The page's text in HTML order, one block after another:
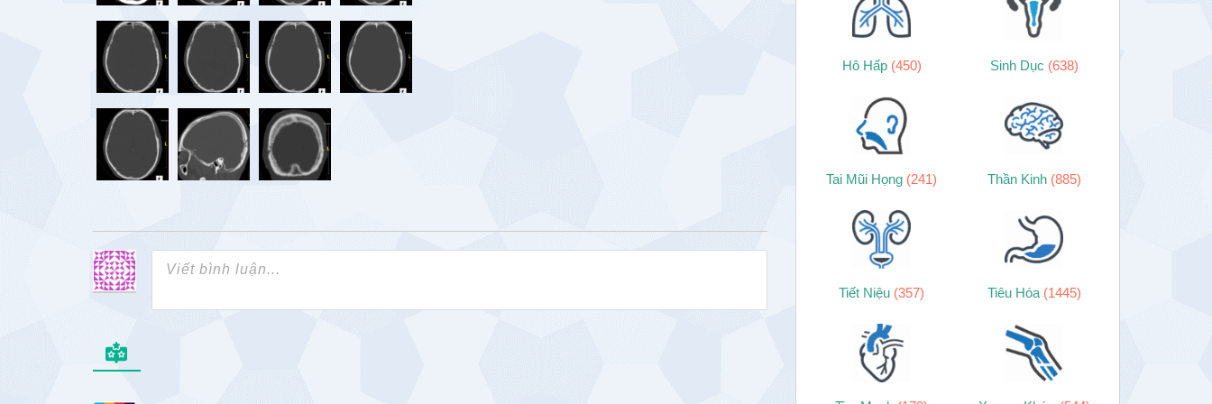
Hô Hấp (450) Sinh Dục (638)
Tai Mũi Họng (241) Thần Kinh (885)
Tiết Niệu (357) Tiêu Hóa (1445)